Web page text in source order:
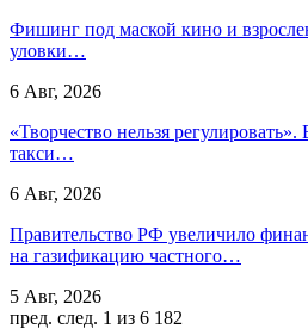
Фишинг под маской кино и
уловки…
6 Авг, 2026
«Творчество нельзя
такси…
6 Авг, 2026
Правительство РФ увеличило
на газификацию частного…
5 Авг, 2026
пред. след. 1 из 6 182